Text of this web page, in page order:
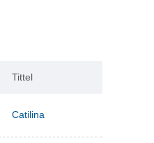
Tittel
Catilina